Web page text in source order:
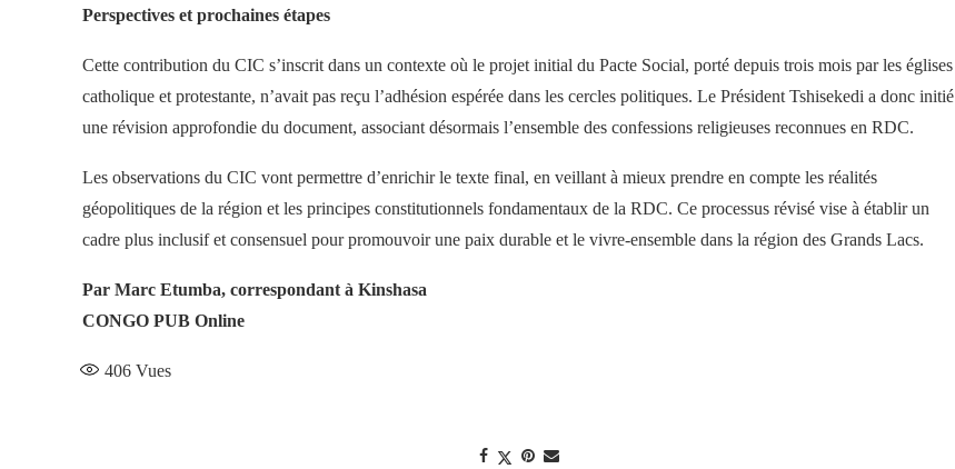
Perspectives et prochaines étapes
Cette contribution du CIC s’inscrit dans un contexte où le projet initial du Pacte Social, porté depuis trois mois par les églises
catholique et protestante, n’avait pas reçu l’adhésion espérée dans les cercles politiques. Le Président Tshisekedi a donc initié
une révision approfondie du document, associant désormais l’ensemble des confessions religieuses reconnues en RDC.
Les observations du CIC vont permettre d’enrichir le texte final, en veillant à mieux prendre en compte les réalités
géopolitiques de la région et les principes constitutionnels fondamentaux de la RDC. Ce processus révisé vise à établir un
cadre plus inclusif et consensuel pour promouvoir une paix durable et le vivre-ensemble dans la région des Grands Lacs.
Par Marc Etumba, correspondant à Kinshasa
CONGO PUB Online
406 Vues